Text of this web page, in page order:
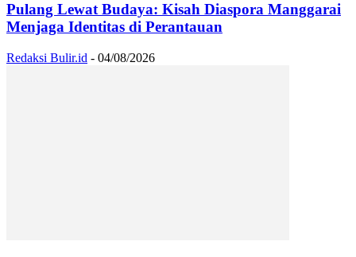
Pulang Lewat Budaya: Kisah Diaspora Manggarai
Menjaga Identitas di Perantauan
Redaksi Bulir.id - 04/08/2026